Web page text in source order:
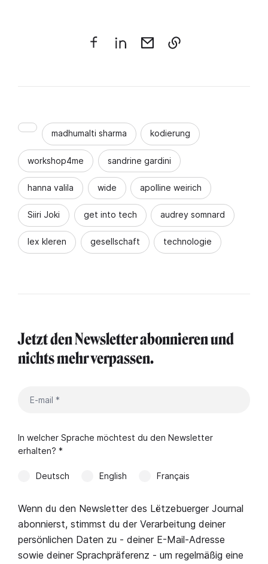
madhumalti sharma kodierung
workshop4me sandrine gardini
hanna valila wide apolline weirich
Siiri Joki get into tech audrey somnard
lex kleren gesellschaft technologie
Jetzt den Newsletter abonnieren und
nichts mehr verpassen.
In welcher Sprache möchtest du den Newsletter
erhalten? *
Deutsch English Français
Wenn du den Newsletter des Lëtzebuerger Journal
abonnierst, stimmst du der Verarbeitung deiner
persönlichen Daten zu - deiner E-Mail-Adresse
sowie deiner Sprachpräferenz - um regelmäßig eine